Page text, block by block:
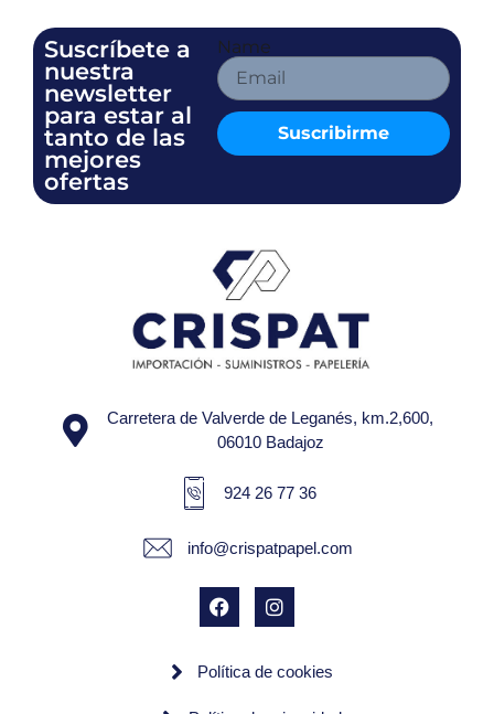
Name
Suscribirme
Suscríbete a
nuestra
newsletter
para estar al
tanto de las
mejores
ofertas
Carretera de Valverde de Leganés, km.2,600,
06010 Badajoz
924 26 77 36
info@crispatpapel.com
Política de cookies